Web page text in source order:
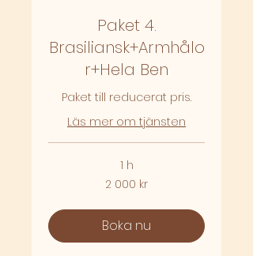
Paket 4.
Brasiliansk+Armhålo
r+Hela Ben
Paket till reducerat pris.
Läs mer om tjänsten
1 h
2 000 kr
Boka nu